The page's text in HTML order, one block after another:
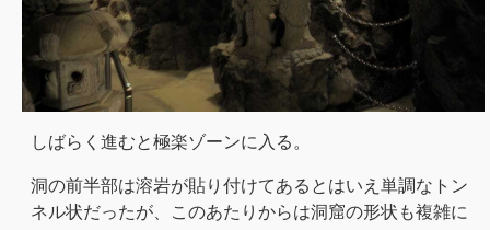
しばらく進むと極楽ゾーンに入る。
洞の前半部は溶岩が貼り付けてあるとはいえ単調なトン
ネル状だったが、このあたりからは洞窟の形状も複雑に